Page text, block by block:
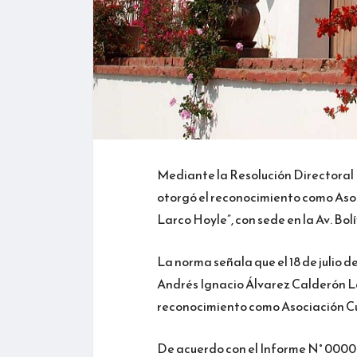
Mediante la Resolución
otorgó el reconocimiento como
Larco Hoyle”, con sede en la Av.
La norma señala que el 18 de
Andrés Ignacio Álvarez Calderón
reconocimiento como Asociación
De acuerdo con el Informe N°